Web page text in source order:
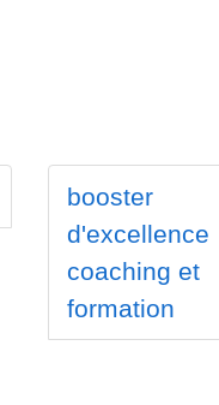
booster
d'excellence
coaching et
formation